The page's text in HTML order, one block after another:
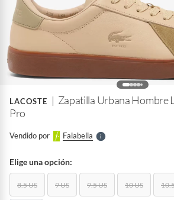
LACOSTE
Zapatilla Urbana Hombre
Pro
Vendido por FalabellaS
e
I
o
Elige una opción:
8.5 US 9 US 9.5 US 10 US